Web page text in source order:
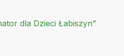
dla Dzieci Łabiszyn”